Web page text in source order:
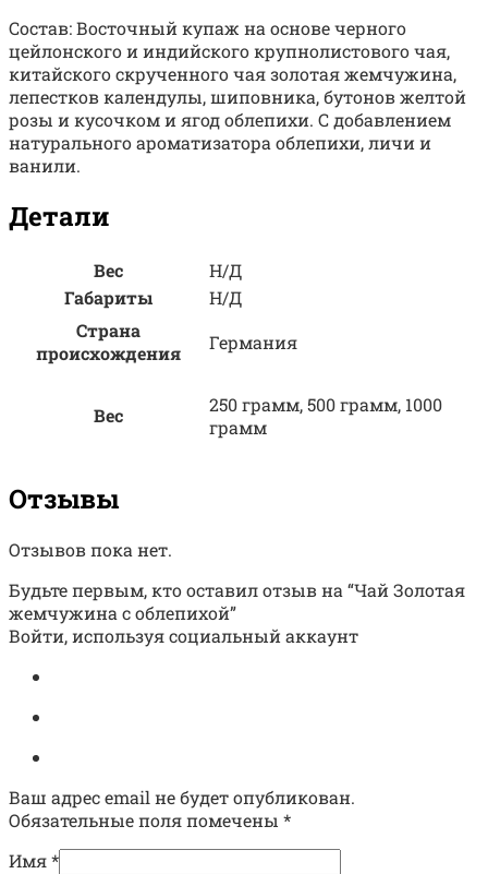
Состав: Восточный купаж на основе черного
цейлонского и индийского крупнолистового чая,
китайского скрученного чая золотая жемчужина,
лепестков календулы, шиповника, бутонов желтой
розы и кусочком и ягод облепихи. С добавлением
натурального ароматизатора облепихи, личи и
ванили.
Детали
Вес
Н/Д
Габариты
Н/Д
Страна
происхождения
Германия
Вес
250 грамм, 500 грамм, 1000
грамм
Отзывы
Отзывов пока нет.
Будьте первым, кто оставил отзыв на “Чай Золотая
жемчужина с облепихой”
Войти, используя социальный аккаунт
Ваш адрес email не будет опубликован.
Обязательные поля помечены *
Имя*